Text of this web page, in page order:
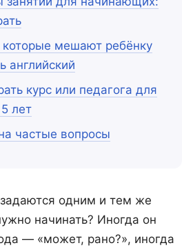
мешают ребёнку
английский
курс или педагога для
лет
частые вопросы
одним и тем же
начинать? Иногда он
— «может, рано?», иногда